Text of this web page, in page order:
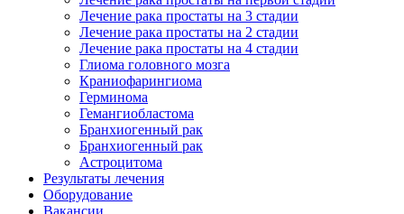
Лечение рака простаты на 3 стадии
Лечение рака простаты на 2 стадии
Лечение рака простаты на 4 стадии
Глиома головного мозга
Краниофарингиома
Герминома
Гемангиобластома
Бранхиогенный рак
Бранхиогенный рак
Астроцитома
Результаты лечения
Оборудование
Вакансии